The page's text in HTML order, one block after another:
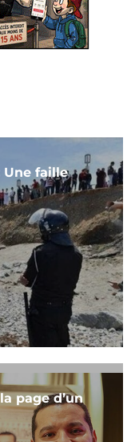
Une faille
page d’un